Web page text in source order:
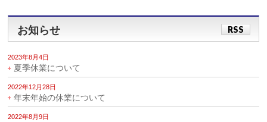
お知らせ RSS
2023年8月4日
夏季休業について
2022年12月28日
年末年始の休業について
2022年8月9日